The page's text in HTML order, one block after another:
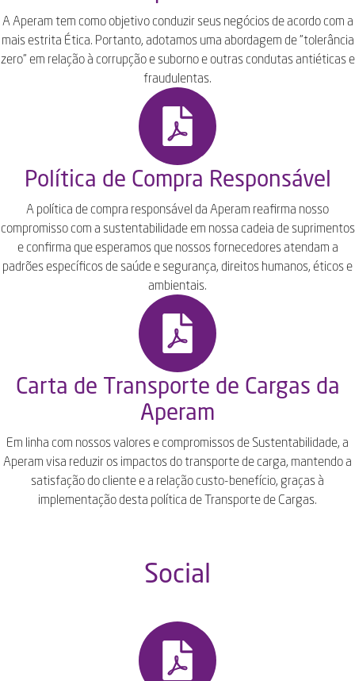
A Aperam tem como objetivo conduzir seus negócios de acordo com a
mais estrita Ética. Portanto, adotamos uma abordagem de "tolerância
zero" em relação à corrupção e suborno e outras condutas antiéticas e
fraudulentas.
Política de Compra Responsável
A política de compra responsável da Aperam reafirma nosso
compromisso com a sustentabilidade em nossa cadeia de suprimentos
e confirma que esperamos que nossos fornecedores atendam a
padrões específicos de saúde e segurança, direitos humanos, éticos e
ambientais.
Carta de Transporte de Cargas da
Aperam
Em linha com nossos valores e compromissos de Sustentabilidade, a
Aperam visa reduzir os impactos do transporte de carga, mantendo a
satisfação do cliente e a relação custo-benefício, graças à
implementação desta política de Transporte de Cargas.
Social